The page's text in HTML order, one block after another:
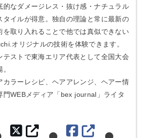
的なダメージレス・抜け感・ナチュラル
タイルが得意。独自の理論と常に最新の
を取り入れることで他では真似できない
オリジナルの技術を体験できます。
テストで東海エリア代表として全国大会
カラーレシピ、ヘアアレンジ、ヘアー情
門WEBメディア「bex journal」ライタ